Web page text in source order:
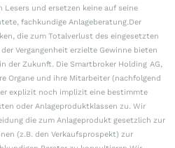
und ersetzen keine auf seine
fachkundige Anlageberatung.Der
die zum Totalverlust des eingesetzten
Vergangenheit erzielte Gewinne bieten
der Zukunft. Die Smartbroker Holding AG,
Organe und ihre Mitarbeiter (nachfolgend
explizit noch implizit eine bestimmte
oder Anlageproduktklassen zu. Wir
die zum Anlageprodukt gesetzlich zur
(z.B. den Verkaufsprospekt) zur